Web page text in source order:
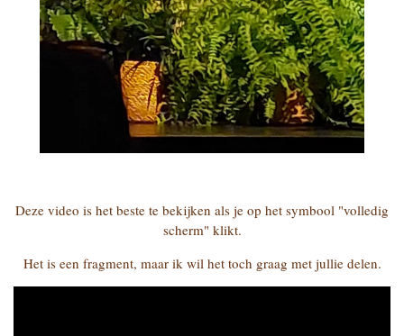
Deze video is het beste te bekijken als je op het symbool "volledig
scherm" klikt.
Het is een fragment, maar ik wil het toch graag met jullie delen.